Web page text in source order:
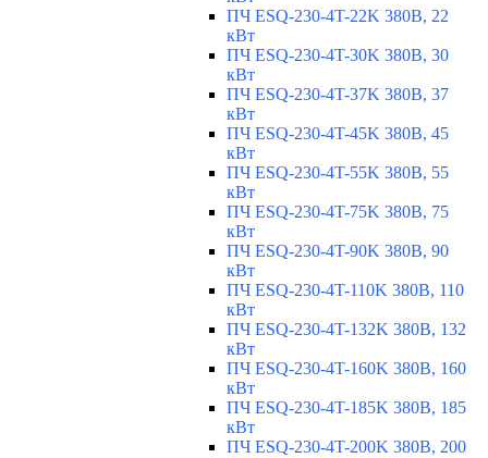
ПЧ ESQ-230-4T-22K 380В, 22
кВт
ПЧ ESQ-230-4T-30K 380В, 30
кВт
ПЧ ESQ-230-4T-37K 380В, 37
кВт
ПЧ ESQ-230-4T-45K 380В, 45
кВт
ПЧ ESQ-230-4T-55K 380В, 55
кВт
ПЧ ESQ-230-4T-75K 380В, 75
кВт
ПЧ ESQ-230-4T-90K 380В, 90
кВт
ПЧ ESQ-230-4T-110K 380В, 110
кВт
ПЧ ESQ-230-4T-132K 380В, 132
кВт
ПЧ ESQ-230-4T-160K 380В, 160
кВт
ПЧ ESQ-230-4T-185K 380В, 185
кВт
ПЧ ESQ-230-4T-200K 380В, 200